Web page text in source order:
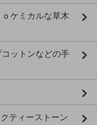
ケミカルな草木
ットンなどの手
ティーストーン